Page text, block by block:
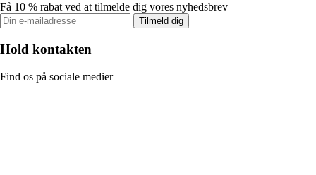
Få 10 % rabat ved at tilmelde dig vores nyhedsbrev
Tilmeld dig
Hold kontakten
Find os på sociale medier